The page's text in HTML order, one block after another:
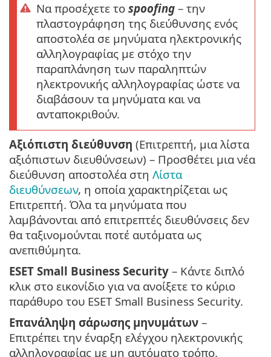
Να προσέχετε το spoofing – την
πλαστογράφηση της διεύθυνσης ενός
αποστολέα σε μηνύματα ηλεκτρονικής
αλληλογραφίας με στόχο την
παραπλάνηση των παραληπτών
ηλεκτρονικής αλληλογραφίας ώστε να
διαβάσουν τα μηνύματα και να
ανταποκριθούν.
Αξιόπιστη διεύθυνση (Επιτρεπτή, μια λίστα
αξιόπιστων διευθύνσεων) – Προσθέτει μια νέα
διεύθυνση αποστολέα στη Λίστα
διευθύνσεων, η οποία χαρακτηρίζεται ως
Επιτρεπτή. Όλα τα μηνύματα που
λαμβάνονται από επιτρεπτές διευθύνσεις δεν
θα ταξινομούνται ποτέ αυτόματα ως
ανεπιθύμητα.
ESET Small Business Security – Κάντε διπλό
κλικ στο εικονίδιο για να ανοίξετε το κύριο
παράθυρο του ESET Small Business Security.
Επανάληψη σάρωσης μηνυμάτων –
Επιτρέπει την έναρξη ελέγχου ηλεκτρονικής
αλληλογραφίας με μη αυτόματο τρόπο.